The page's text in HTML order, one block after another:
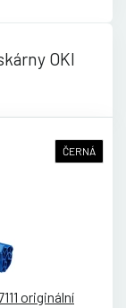
OKI
ČERNÁ
originální